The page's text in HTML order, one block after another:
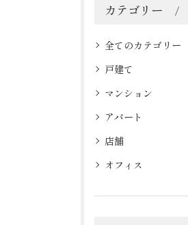
カテゴリー
全てのカテゴリー
戸建て
マンション
アパート
店舗
オフィス